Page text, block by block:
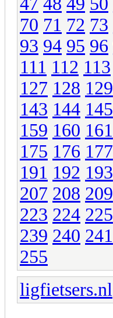
70 71 72 73
93 94 95 96
111 112 113
127 128 129
143 144 145
159 160 161
175 176 177
191 192 193
207 208 209
223 224 225
239 240 241
255
ligfietsers.nl